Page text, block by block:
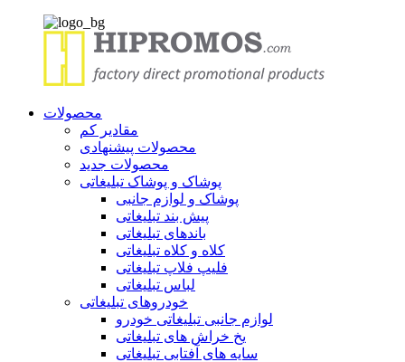
محصولات
مقادیر کم
محصولات پیشنهادی
محصولات جدید
پوشاک و پوشاک تبلیغاتی
پوشاک و لوازم جانبی
پیش بند تبلیغاتی
باندهای تبلیغاتی
کلاه و کلاه تبلیغاتی
فلیپ فلاپ تبلیغاتی
لباس تبلیغاتی
خودروهای تبلیغاتی
لوازم جانبی تبلیغاتی خودرو
یخ خراش های تبلیغاتی
سایه های آفتابی تبلیغاتی